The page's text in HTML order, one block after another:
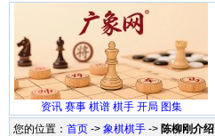
资讯 赛事 棋谱 棋手 开局 图集
您的位置： 首页 -> 象棋棋手 -> 陈柳刚介绍